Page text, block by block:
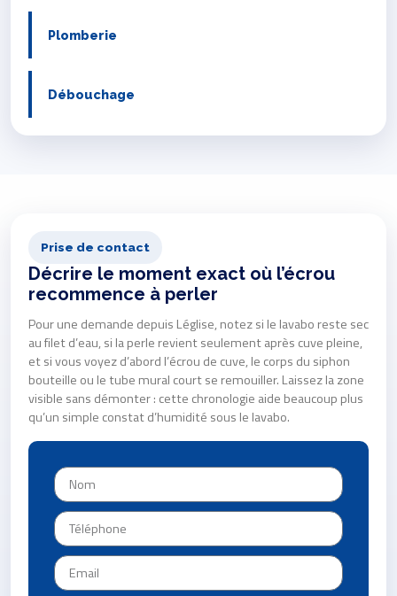
Plomberie
Débouchage
Prise de contact
Décrire le moment exact où l’écrou
recommence à perler
Pour une demande depuis Léglise, notez si le lavabo reste sec
au filet d’eau, si la perle revient seulement après cuve pleine,
et si vous voyez d’abord l’écrou de cuve, le corps du siphon
bouteille ou le tube mural court se remouiller. Laissez la zone
visible sans démonter : cette chronologie aide beaucoup plus
qu’un simple constat d’humidité sous le lavabo.